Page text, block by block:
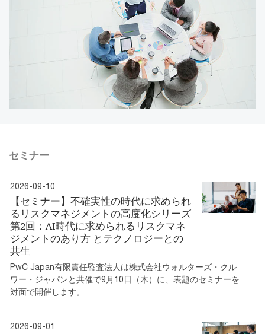
セミナー
2026-09-10
【セミナー】不確実性の時代に求められ
るリスクマネジメントの高度化シリーズ
第2回：AI時代に求められるリスクマネ
ジメントのあり方 とテクノロジーとの
共生
PwC Japan有限責任監査法人は株式会社ウォルターズ・クル
ワー・ジャパンと共催で9月10日（木）に、表題のセミナーを
対面で開催します。
2026-09-01